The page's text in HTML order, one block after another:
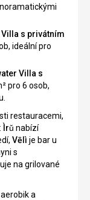
s privátním
ideální pro
Villa s
pro 6 osob,
restauracemi,
Ìrǔ nabízí
Vēlì je bar u
s
na grilované
a